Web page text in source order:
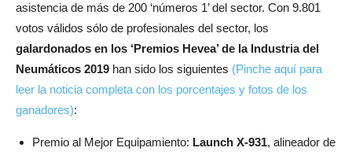
asistencia de más de 200 ‘números 1’ del sector. Con 9.801
votos válidos sólo de profesionales del sector, los
galardonados en los ‘Premios Hevea’ de la Industria del
Neumáticos 2019 han sido los siguientes (Pinche aquí para
leer la noticia completa con los porcentajes y fotos de los
ganadores):
Premio al Mejor Equipamiento: Launch X-931, alineador de